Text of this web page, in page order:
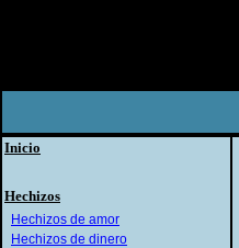
Inicio
Hechizos
Hechizos de amor
Hechizos de dinero